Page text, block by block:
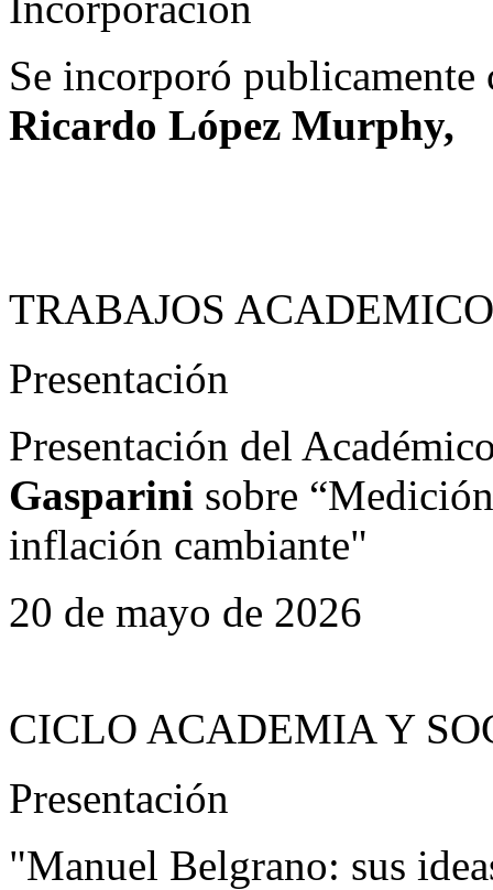
Se incorporó
Ricardo López Murphy,
TRABAJOS
Presentación
Presentación del
Gasparini sobre
inflación cambiante"
20 de mayo de 2026
CICLO ACADEMIA Y
Presentación
"Manuel Belgrano: sus